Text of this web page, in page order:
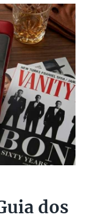
dos